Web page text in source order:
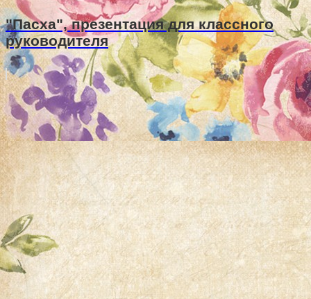
"Пасха", презентация для классного
руководителя